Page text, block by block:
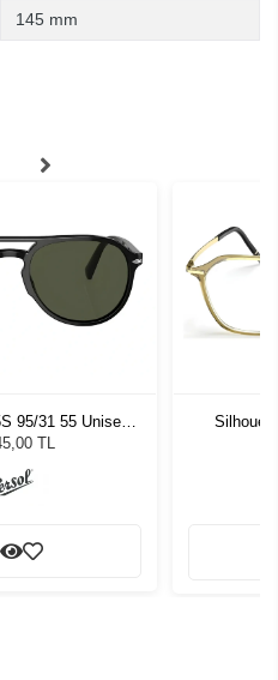
145 mm
95/31 55 Unisex
Gözlüğü
TL